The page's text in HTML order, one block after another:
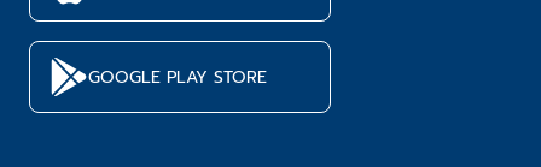
GOOGLE PLAY STORE